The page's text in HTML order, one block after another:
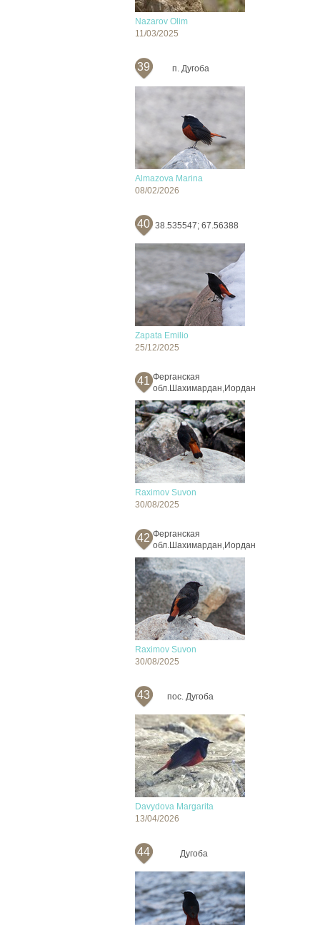
Nazarov Olim
11/03/2025
39 п. Дугоба
Almazova Marina
08/02/2026
40 38.535547; 67.56388
Zapata Emilio
25/12/2025
41 Ферганская
обл.Шахимардан,Иордан
Raximov Suvon
30/08/2025
42 Ферганская
обл.Шахимардан,Иордан
Raximov Suvon
30/08/2025
43 пос. Дугоба
Davydova Margarita
13/04/2026
44 Дугоба